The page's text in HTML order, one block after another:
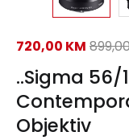
..Sigma 56/
Objektiv
720,00 KM